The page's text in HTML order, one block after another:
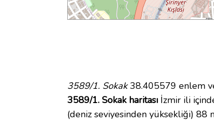
3589/1. Sokak38.405579 enlem
3589/1. Sokak haritası İzmir ili
(deniz seviyesinden yüksekliği) 88